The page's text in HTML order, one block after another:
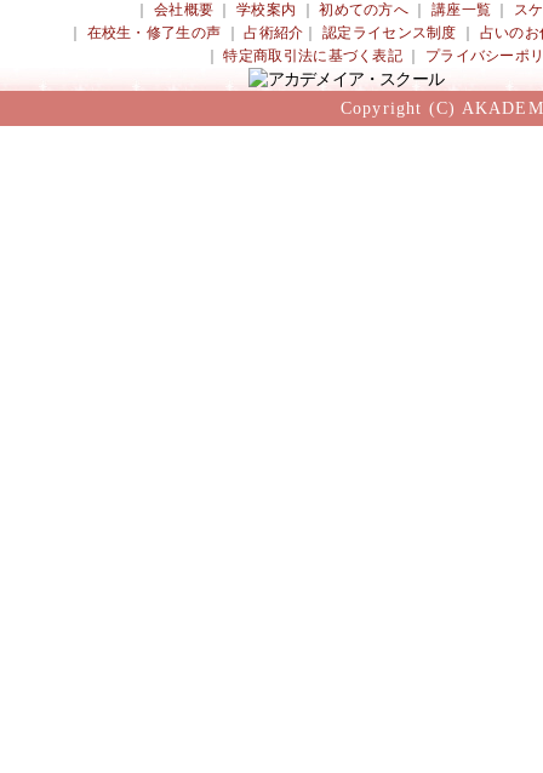
会社概要 ｜学校案内 ｜初めての方へ 講座一覧
ス
在校生・修了生の声 ｜占術紹介 ｜認定ライセンス制度
占いのお
｜特定商取引法に基づく表記 プライバシーポ
Copyright (C)